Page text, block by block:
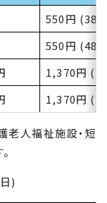
550円 (380
550円 (480
1,370円
1,370円
人福祉施設・短
)